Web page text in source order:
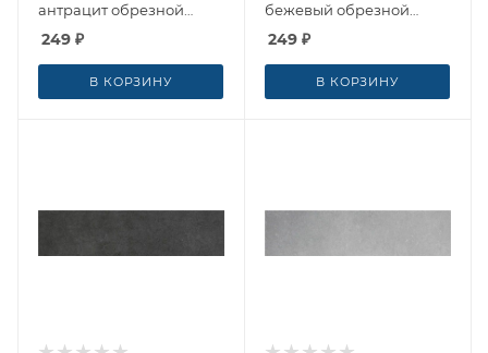
антрацит обрезной
14.5x60 от Kerama
249 ₽
В КОРЗИНУ
бежевый обрезной
14.5x60 от Kerama
249 ₽
В КОРЗИНУ